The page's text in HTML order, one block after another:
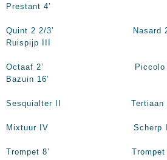
Prestant 4’
Quint 2 2/3’
Ruispijp III
Octaaf 2’
Bazuin 16’
Sesquialter II Tertiaan
Mixtuur IV Scherp
Trompet 8’ Trompet